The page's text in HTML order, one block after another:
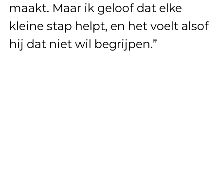
maakt. Maar ik geloof dat elke
kleine stap helpt, en het voelt alsof
hij dat niet wil begrijpen.”